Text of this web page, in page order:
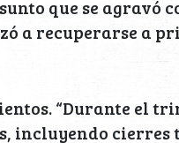
que se agravó
a recuperarse a
“Durante el
incluyendo cierres